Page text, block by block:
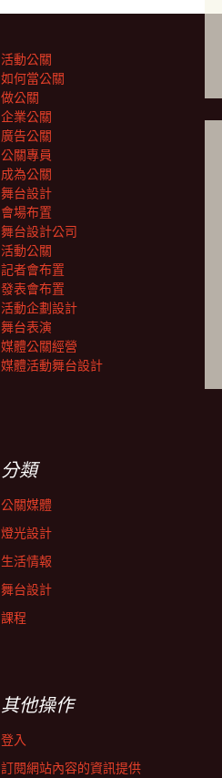
活動公關
如何當公關
做公關
企業公關
廣告公關
公關專員
成為公關
舞台設計
會場布置
舞台設計公司
活動公關
記者會布置
發表會布置
活動企劃設計
舞台表演
媒體公關經營
媒體活動舞台設計
分類
公關媒體
燈光設計
生活情報
舞台設計
課程
其他操作
登入
訂閱網站內容的資訊提供